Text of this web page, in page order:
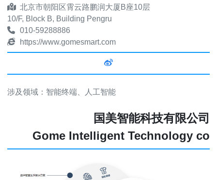
北京市朝阳区霄云路鹏润大厦B座10层
10/F, Block B, Building Pengru
010-59288886
https://www.gomesmart.com
涉及领域：智能终端、人工智能
国美智能科技有限公司
Gome Intelligent Technology co